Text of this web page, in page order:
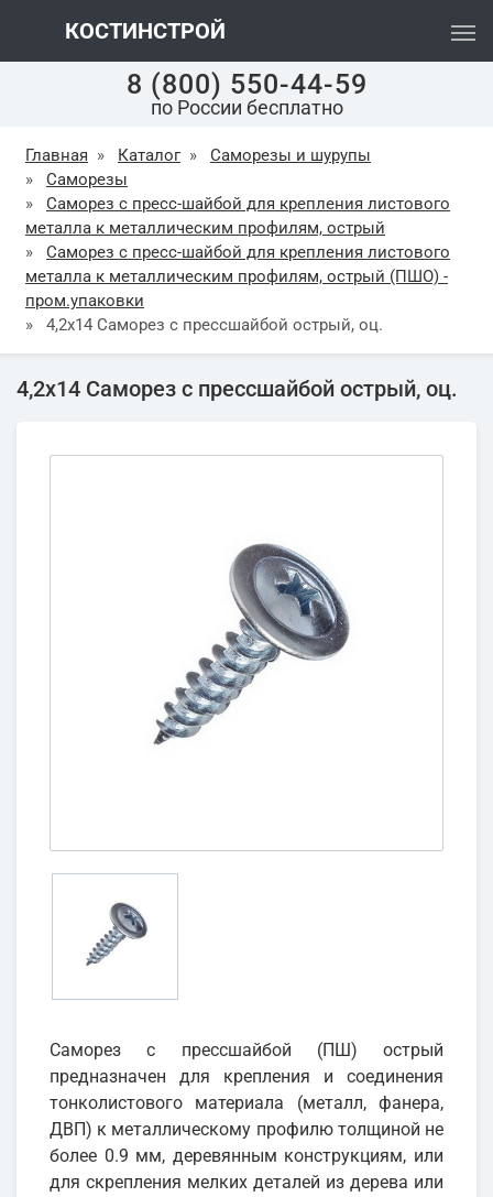
КОСТИНСТРОЙ
8 (800) 550-44-59
по России бесплатно
Главная » Каталог »
Саморезы и шурупы
»
Саморезы
»
Саморез с пресc-шайбой для крепления листового
металла к металлическим профилям, острый
»
Саморез с пресc-шайбой для крепления листового
металла к металлическим профилям, острый (ПШО) -
пром.упаковки
»
4,2х14 Саморез с прессшайбой острый, оц.
4,2х14 Саморез с прессшайбой острый, оц.
Саморез с прессшайбой (ПШ) острый
предназначен для крепления и соединения
тонколистового материала (металл, фанера,
ДВП) к металлическому профилю толщиной не
более 0.9 мм, деревянным конструкциям, или
для скрепления мелких деталей из дерева или